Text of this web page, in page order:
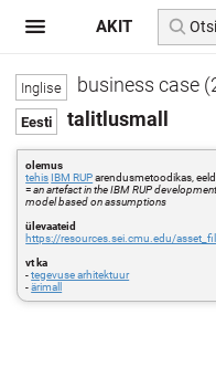
business case
talitlusmall
olemus
tehis IBM RUParendusmetoodikas,
=an artefact in the IBM RUP
model based on assumptions
ülevaateid
https://resources.sei.cmu.edu/
vt ka
-tegevuse arhitektuur
-ärimall
AKIT